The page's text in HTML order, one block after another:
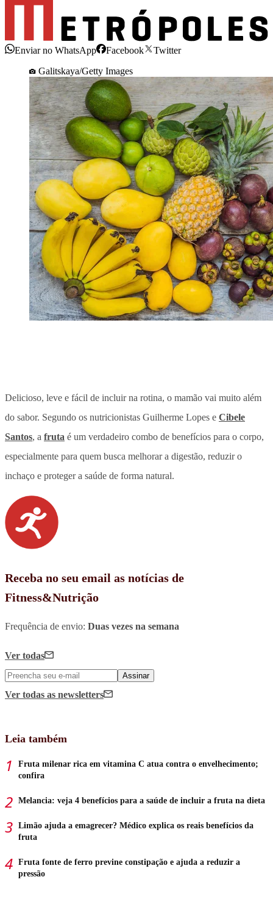
Enviar no WhatsApp Facebook
Twitter
Galitskaya/Getty Images
Delicioso, leve e fácil de incluir na rotina, o mamão vai muito além
do sabor. Segundo os nutricionistas Guilherme Lopes e Cibele
Santos, a fruta é um verdadeiro combo de benefícios para o corpo,
especialmente para quem busca melhorar a digestão, reduzir o
inchaço e proteger a saúde de forma natural.
Receba no seu email as notícias de
Fitness&Nutrição
Frequência de envio: Duas vezes na semana
Ver todas
Assinar
Ver todas as newsletters
Leia também
Fruta milenar rica em vitamina C atua contra o envelhecimento;
confira
Melancia: veja 4 benefícios para a saúde de incluir a fruta na dieta
Limão ajuda a emagrecer? Médico explica os reais benefícios da
fruta
Fruta fonte de ferro previne constipação e ajuda a reduzir a
pressão